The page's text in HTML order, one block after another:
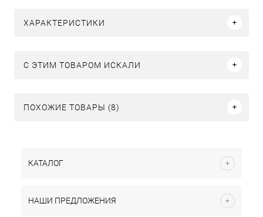
ХАРАКТЕРИСТИКИ
C ЭТИМ ТОВАРОМ ИСКАЛИ
ПОХОЖИЕ ТОВАРЫ (8)
КАТАЛОГ
НАШИ ПРЕДЛОЖЕНИЯ